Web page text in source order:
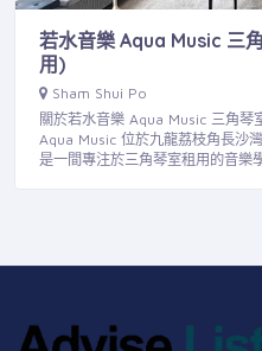
若水音樂 Aqua Music 三
用)
Sham Shui Po
關於若水音樂 Aqua Music 三角琴
Aqua Music 位於九龍荔枝角長沙
是一間專注於三角琴室租用的音樂